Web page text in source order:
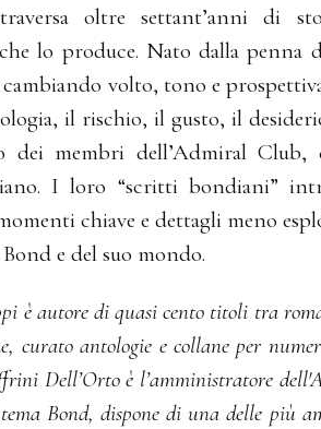
oltre settant’anni di
lo produce. Nato dalla
volto, tono e
il rischio, il gusto, il
dei membri dell’Admiral
I loro “scritti bondiani”
chiave e dettagli meno
e del suo mondo.
è autore di quasi cento titoli tra
curato antologie e collane per
Dell’Orto è l’amministratore
Bond, dispone di una delle più